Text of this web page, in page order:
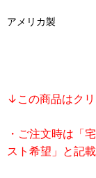
アメリカ製
↓この商品はクリ
・ご注文時は「
スト希望」と記載